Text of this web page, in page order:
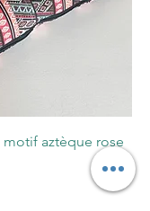
aztèque rose